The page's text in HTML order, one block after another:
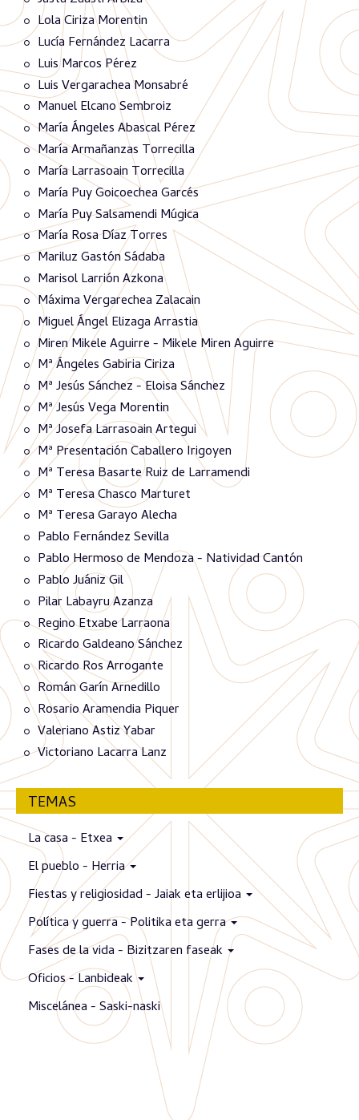
Lola Ciriza Morentin
Lucía Fernández Lacarra
Luis Marcos Pérez
Luis Vergarachea Monsabré
Manuel Elcano Sembroiz
María Ángeles Abascal Pérez
María Armañanzas Torrecilla
María Larrasoain Torrecilla
María Puy Goicoechea Garcés
María Puy Salsamendi Múgica
María Rosa Díaz Torres
Mariluz Gastón Sádaba
Marisol Larrión Azkona
Máxima Vergarechea Zalacain
Miguel Ángel Elizaga Arrastia
Miren Mikele Aguirre - Mikele Miren Aguirre
Mª Ángeles Gabiria Ciriza
Mª Jesús Sánchez - Eloisa Sánchez
Mª Jesús Vega Morentin
Mª Josefa Larrasoain Artegui
Mª Presentación Caballero Irigoyen
Mª Teresa Basarte Ruiz de Larramendi
Mª Teresa Chasco Marturet
Mª Teresa Garayo Alecha
Pablo Fernández Sevilla
Pablo Hermoso de Mendoza - Natividad Cantón
Pablo Juániz Gil
Pilar Labayru Azanza
Regino Etxabe Larraona
Ricardo Galdeano Sánchez
Ricardo Ros Arrogante
Román Garín Arnedillo
Rosario Aramendia Piquer
Valeriano Astiz Yabar
Victoriano Lacarra Lanz
TEMAS
La casa - Etxea
El pueblo - Herria
Fiestas y religiosidad - Jaiak eta erlijioa
Política y guerra - Politika eta gerra
Fases de la vida - Bizitzaren faseak
Oficios - Lanbideak
Miscelánea - Saski-naski